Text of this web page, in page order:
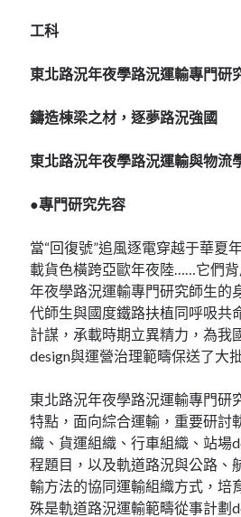
工科
東北路況年夜學路況運輸專門研
鑄造棟梁之材，逐夢路況強國
東北路況年夜學路況運輸與物流
●專門研究先容
當“回復號”追風逐電穿越于華夏
載貨色橫跨亞歐年夜陸……它們
年夜學路況運輸專門研究師生的
代師生與國度鐵路扶植同呼吸共
計謀，承載時期立異精力，為我
design與運營治理範疇保送了大
東北路況年夜學路況運輸專門研
特點，面向綜合運輸，重要研討
織、貨運組織、行車組織、站場
程題目，以及軌道路況與公路、
輸方法的協同運輸組織方式，培
殊是軌道路況運輸範疇從事計劃